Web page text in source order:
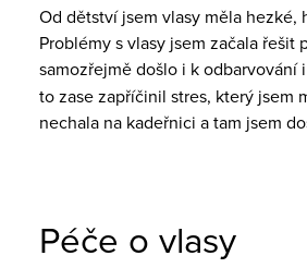
Od dětství jsem vlasy měla hezké,
Problémy s vlasy jsem začala řešit
samozřejmě došlo i k odbarvování
to zase zapříčinil stres, který jsem
nechala na kadeřnici a tam jsem
Péče o vlasy